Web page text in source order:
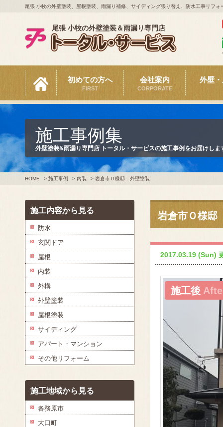
尾張 小牧の外壁塗装、屋根塗装、雨漏り補修、サイディング張り替え、防水工事リフ
尾張 小牧の外壁塗装＆雨漏り専門店
初めての方へ
FIRST
会社案内
CORPORATE
外壁
施工事例集
外壁塗装&雨漏り専門店 トータル・サービスの施工事例をお届けしま
HOME > 施工事例 > 内装 > 岩倉市Ｏ様邸 外壁塗装
岩倉市Ｏ様
2017.03.19 (Sun)
施工後
施工内容から見る
防水
玄関ドア
屋根
内装
外構
外壁塗装
屋根塗装
サイディング
アパート・マンション
その他リフォーム
施工地域から見る
各務原市
大口町